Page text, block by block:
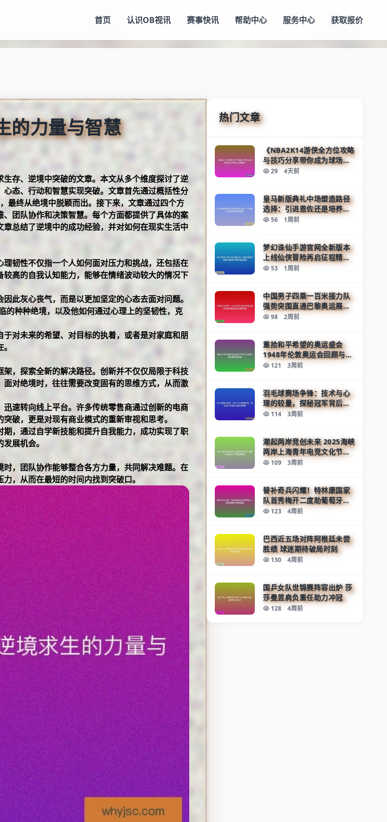
首页 认识OB视讯 赛事快讯 帮助中心 服务中心 获取报价
的力量与智慧
存、逆境中突破的文章。本文从多个维度探讨了逆
态、行动和智慧实现突破。文章首先通过概括性分
最终从绝境中脱颖而出。接下来，文章通过四个方
团队协作和决策智慧。每个方面都提供了具体的案
总结了逆境中的成功经验，并对如何在现实生活中
韧性不仅指一个人如何面对压力和挑战，还包括在
高的自我认知能力，能够在情绪波动较大的情况下
此灰心丧气，而是以更加坚定的心态去面对问题。
的种种绝境，以及他如何通过心理上的坚韧性，克
对未来的希望、对目标的执着，或者是对家庭和朋
，探索全新的解决路径。创新并不仅仅局限于科技
对绝境时，往往需要改变固有的思维方式，从而激
速转向线上平台。许多传统零售商通过创新的电商
破，更是对现有商业模式的重新审视和思考。
，通过自学新技能和提升自我能力，成功实现了职
展机会。
，团队协作能够整合各方力量，共同解决难题。在
，从而在最短的时间内找到突破口。
热门文章
《NBA2K14游侠全方位攻略
与技巧分享带你成为球场上
的明星》
29 4天前
皇马新版典礼中场塑造路径
选择：引进恩佐还是培养自
家新星
56 1周前
梦幻诛仙手游官网全新版本
上线仙侠冒险再启征程精彩
活动热血集结
53 1周前
中国男子四乘一百米接力队
强势突围直通巴黎奥运展现
亚洲速度高度
98 2周前
重拾和平希望的奥运盛会
1948年伦敦奥运会回顾与影
响 121 3周前
羽毛球赛场争锋：技术与心
理的较量，探秘冠军背后的
训练与策略
114 3周前
潮起两岸竞创未来 2025海峡
两岸上海青年电竞文化节圆
满落幕
109 3周前
替补奇兵闪耀！特林康国家
队首秀梅开二度助葡萄牙晋
级四强
123 4周前
巴西近五场对阵阿根廷未尝
胜绩 球迷期待破局时刻
130 4周前
国乒女队世锦赛阵容出炉 莎
莎曼昱肩负重任助力冲冠
128 4周前